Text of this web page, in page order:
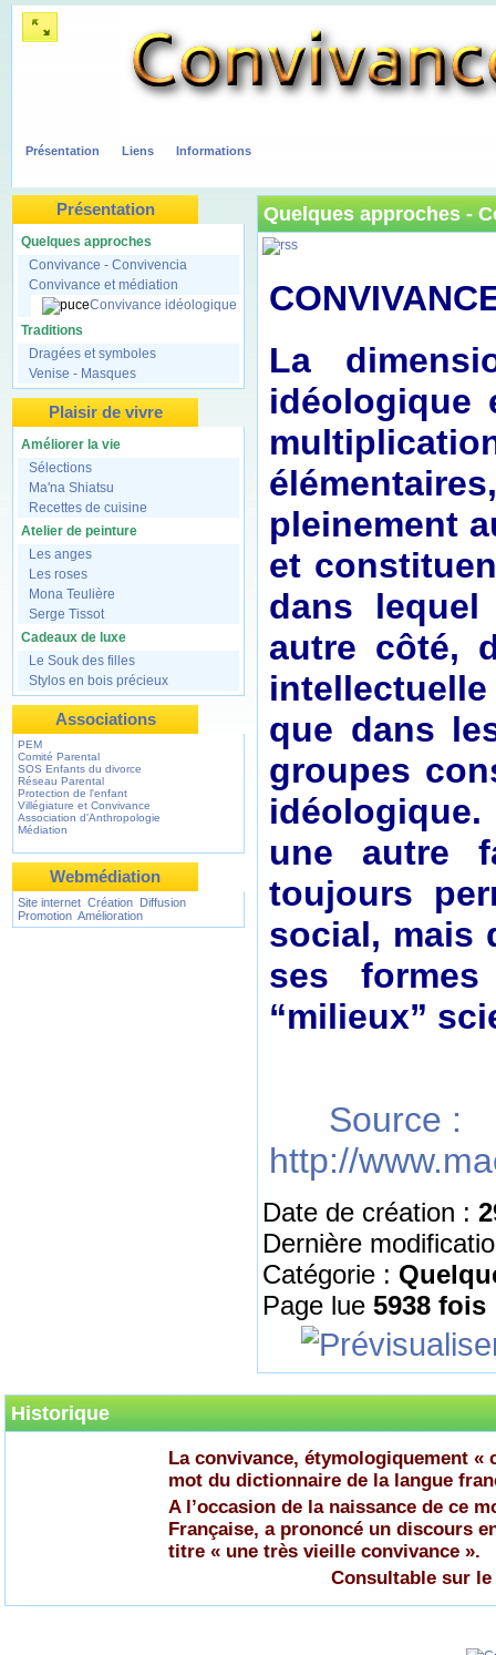
Présentation Liens Informations
Présentation
Quelques approches
Convivance - Convivencia
Convivance et médiation
Convivance idéologique
Traditions
Dragées et symboles
Venise - Masques
Plaisir de vivre
Améliorer la vie
Sélections
Ma'na Shiatsu
Recettes de cuisine
Atelier de peinture
Les anges
Les roses
Mona Teulière
Serge Tissot
Cadeaux de luxe
Le Souk des filles
Stylos en bois précieux
Associations
PEM
Comité Parental
SOS Enfants du divorce
Réseau Parental
Protection de l'enfant
Villégiature et Convivance
Association d'Anthropologie
Médiation
Webmédiation
Site internet Création Diffusion
Promotion Amélioration
Quelques approches -
La
idéologique
pleinement
et
dans
autre côté,
que dans
groupes
une autre
toujours
social, mais
ses
“milieux”
Source :
http://
Date de création :
Dernière
Catégorie :
Page lue 5938 fois
Historique
La convivance, étymologiquement «
mot du dictionnaire de la langue
A l’occasion de la naissance de ce
Française, a prononcé un discours
titre « une très vieille convivance ».
Consultable sur